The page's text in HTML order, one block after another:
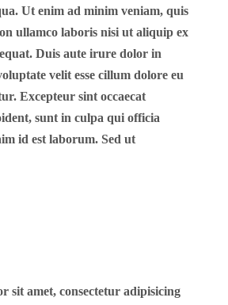
Ut enim ad minim veniam, quis
ullamco laboris nisi ut aliquip ex
Duis aute irure dolor in
velit esse cillum dolore eu
Excepteur sint occaecat
sunt in culpa qui officia
id est laborum. Sed ut
sit amet, consectetur adipisicing